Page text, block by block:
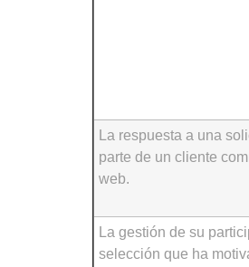
La respuesta a una
parte de un cliente
web.
La gestión de su
selección que ha